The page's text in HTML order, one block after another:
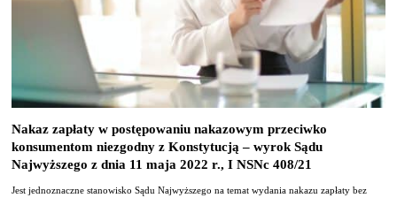
Nakaz zapłaty w postępowaniu nakazowym przeciwko
konsumentom niezgodny z Konstytucją – wyrok Sądu
Najwyższego z dnia 11 maja 2022 r., I NSNc 408/21
Jest jednoznaczne stanowisko Sądu Najwyższego na temat wydania nakazu zapłaty bez